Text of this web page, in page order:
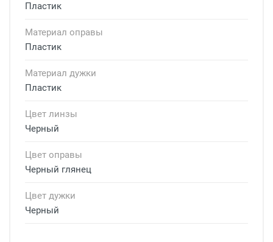
Пластик
Материал оправы
Пластик
Материал дужки
Пластик
Цвет линзы
Черный
Цвет оправы
Черный глянец
Цвет дужки
Черный